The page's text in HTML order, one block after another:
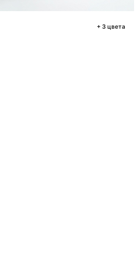
+ 3 цвета